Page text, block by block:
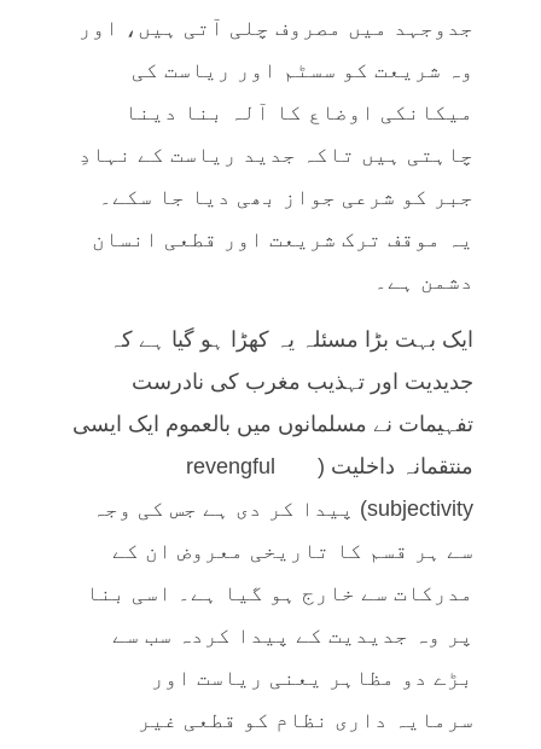
جدوجہد میں مصروف چلی آتی ہیں، اور
وہ شریعت کو سسٹم اور ریاست کی
میکانکی اوضاع کا آلہ بنا دینا
چاہتی ہیں تاکہ جدید ریاست کے نہادِ
جبر کو شرعی جواز بھی دیا جا سکے۔
یہ موقف ترک شریعت اور قطعی انسان
دشمن ہے۔
ایک بہت بڑا مسئلہ یہ کھڑا ہو گیا ہے کہ
جدیدیت اور تہذیب مغرب کی نادرست
تفہیمات نے مسلمانوں میں بالعموم ایک ایسی
منتقمانہ داخلیت (revengful
subjectivity) پیدا کر دی ہے جس کی وجہ
سے ہر قسم کا تاریخی معروض ان کے
مدرکات سے خارج ہو گیا ہے۔ اسی بنا
پر وہ جدیدیت کے پیدا کردہ سب سے
بڑے دو مظاہر یعنی ریاست اور
سرمایہ داری نظام کو قطعی غیر